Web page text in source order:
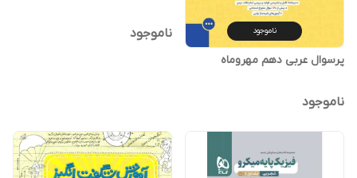
ناموجود
پرسوال عربی دهم مهروماه
ناموجود
ناموجود